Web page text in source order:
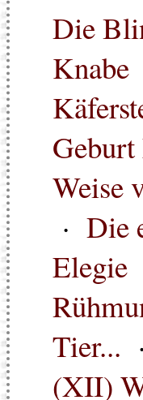
Die
Knabe
Weise
· Die
Elegie
Tier... ·
(XII)